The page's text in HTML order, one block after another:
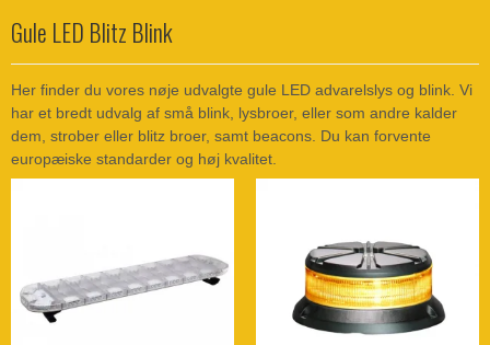
Gule LED Blitz Blink
Her finder du vores nøje udvalgte gule LED advarelslys og blink. Vi
har et bredt udvalg af små blink, lysbroer, eller som andre kalder
dem, strober eller blitz broer, samt beacons. Du kan forvente
europæiske standarder og høj kvalitet.